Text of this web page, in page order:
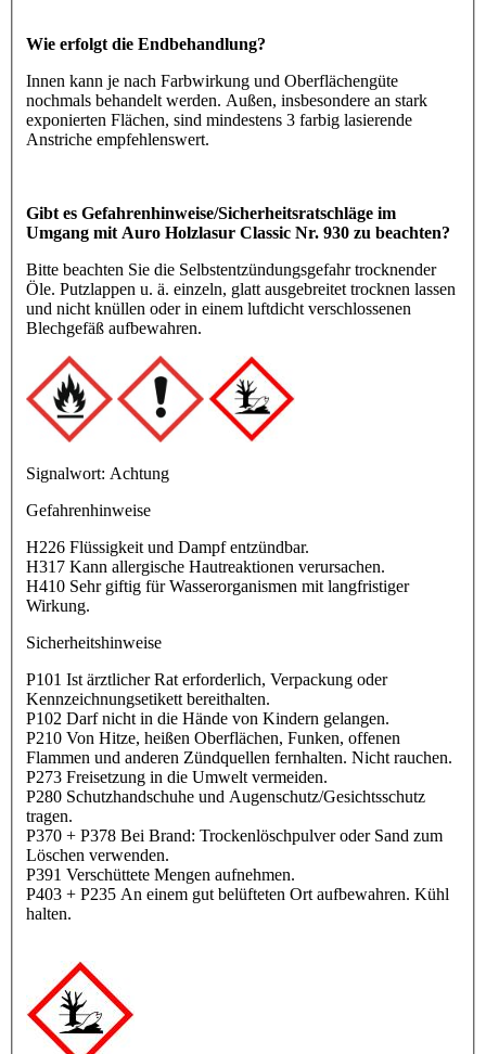
Wie erfolgt die Endbehandlung?
Innen kann je nach Farbwirkung und Oberflächengüte
nochmals behandelt werden. Außen, insbesondere an stark
exponierten Flächen, sind mindestens 3 farbig lasierende
Anstriche empfehlenswert.
Gibt es Gefahrenhinweise/Sicherheitsratschläge im
Umgang mit Auro Holzlasur Classic Nr. 930 zu beachten?
Bitte beachten Sie die Selbstentzündungsgefahr trocknender
Öle. Putzlappen u. ä. einzeln, glatt ausgebreitet trocknen lassen
und nicht knüllen oder in einem luftdicht verschlossenen
Blechgefäß aufbewahren.
Signalwort: Achtung
Gefahrenhinweise
H226 Flüssigkeit und Dampf entzündbar.
H317 Kann allergische Hautreaktionen verursachen.
H410 Sehr giftig für Wasserorganismen mit langfristiger
Wirkung.
Sicherheitshinweise
P101 Ist ärztlicher Rat erforderlich, Verpackung oder
Kennzeichnungsetikett bereithalten.
P102 Darf nicht in die Hände von Kindern gelangen.
P210 Von Hitze, heißen Oberflächen, Funken, offenen
Flammen und anderen Zündquellen fernhalten. Nicht rauchen.
P273 Freisetzung in die Umwelt vermeiden.
P280 Schutzhandschuhe und Augenschutz/Gesichtsschutz
tragen.
P370 + P378 Bei Brand: Trockenlöschpulver oder Sand zum
Löschen verwenden.
P391 Verschüttete Mengen aufnehmen.
P403 + P235 An einem gut belüfteten Ort aufbewahren. Kühl
halten.